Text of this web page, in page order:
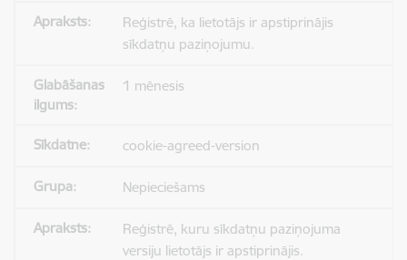
Reģistrē, ka lietotājs ir apstiprinājis
sīkdatņu paziņojumu.
1 mēnesis
cookie-agreed-version
Nepieciešams
Reģistrē, kuru sīkdatņu paziņojuma
versiju lietotājs ir apstiprinājis.